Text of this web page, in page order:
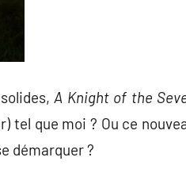
A Knight of the
tel que moi ? Ou ce
démarquer ?